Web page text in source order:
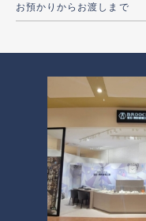
お預かりからお渡しまで